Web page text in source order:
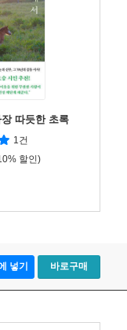
따듯한 초록
1건
할인)
넣기 바로구매